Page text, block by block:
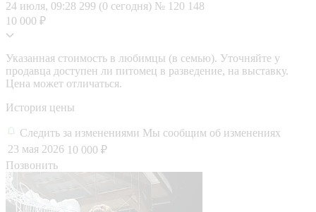
24 июля, 09:28 299 (0 сегодня) № 120 148
10 000 ₽
Указанная стоимость в любимцы (в семью). Уточняйте у
продавца доступен ли питомец в разведение, на выставку.
Цена может отличаться.
История цены
Следить за изменениями Мы сообщим об изменениях
23 мая 2026 10 000 ₽
Позвонить